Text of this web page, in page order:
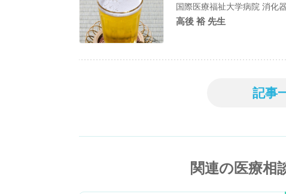
国際医療福祉大学病院 消化
高後 裕 先生
記事
関連の医療相